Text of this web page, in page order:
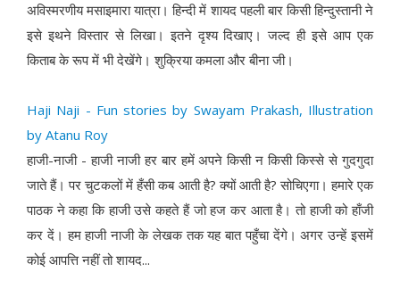
अविस्मरणीय मसाइमारा यात्रा। हिन्दी में शायद पहली बार किसी हिन्दुस्तानी ने
इसे इथने विस्तार से लिखा। इतने दृश्य दिखाए। जल्द ही इसे आप एक
किताब के रूप में भी देखेंगे। शुक्रिया कमला और बीना जी।
Haji Naji - Fun stories by Swayam Prakash, Illustration
by Atanu Roy
हाजी-नाजी - हाजी नाजी हर बार हमें अपने किसी न किसी किस्से से गुदगुदा
जाते हैं। पर चुटकलों में हँसी कब आती है? क्यों आती है? सोचिएगा। हमारे एक
पाठक ने कहा कि हाजी उसे कहते हैं जो हज कर आता है। तो हाजी को हाँजी
कर दें। हम हाजी नाजी के लेखक तक यह बात पहुँचा देंगे। अगर उन्हें इसमें
कोई आपत्ति नहीं तो शायद...